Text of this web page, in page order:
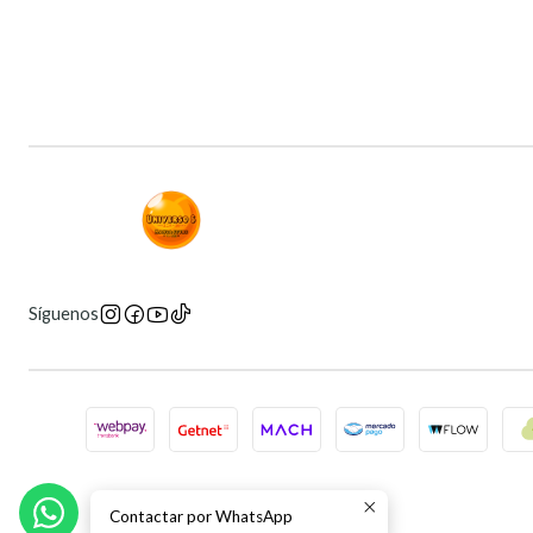
Síguenos
Contactar por WhatsApp